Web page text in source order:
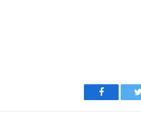
Facebook